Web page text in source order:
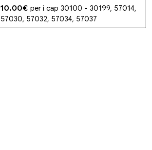
10.00€ per i cap 30100 - 30199, 57014,
57030, 57032, 57034, 57037